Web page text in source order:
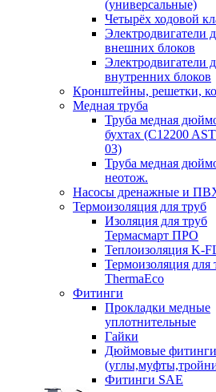
(универсальные)
Четырёх ходовой
Электродвигатели
внешних блоков
Электродвигатели
внутренних блоков
Кронштейны, решетки,
Медная труба
Труба медная
бухтах (C12200
03)
Труба медная
неотож.
Насосы дренажные и
Термоизоляция для труб
Изоляция для труб
Термасмарт ПРО
Теплоизоляция K-
Термоизоляция для
ThermaEco
Фитинги
Прокладки медные
уплотнительные
Гайки
Дюймовые фитинги
Фитинги SAE